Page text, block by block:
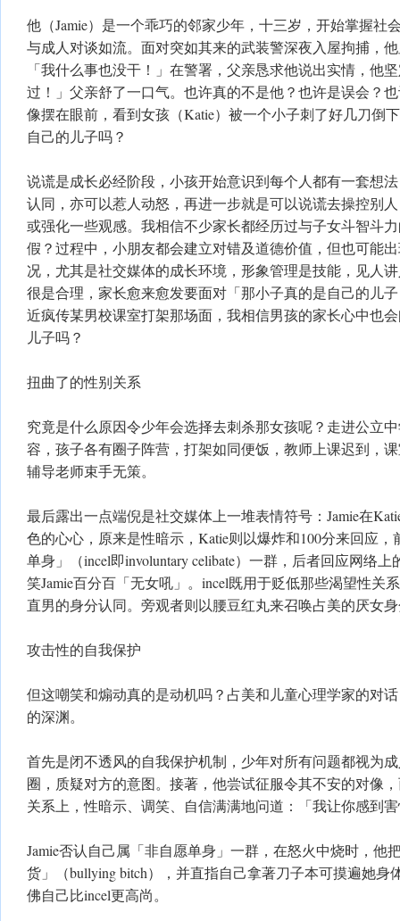
他（Jamie）是一个乖巧的邻家少年，十三岁，开始掌握社
与成人对谈如流。面对突如其来的武装警深夜入屋拘捕，
「我什么事也没干！」在警署，父亲恳求他说出实情，他
过！」父亲舒了一口气。也许真的不是他？也许是误会？
像摆在眼前，看到女孩（Katie）被一个小子刺了好几刀
自己的儿子吗？
说谎是成长必经阶段，小孩开始意识到每个人都有一套想
认同，亦可以惹人动怒，再进一步就是可以说谎去操控别
或强化一些观感。我相信不少家长都经历过与子女斗智斗
假？过程中，小朋友都会建立对错及道德价值，但也可能
况，尤其是社交媒体的成长环境，形象管理是技能，见人
很是合理，家长愈来愈发要面对「那小子真的是自己的儿
近疯传某男校课室打架那场面，我相信男孩的家长心中也
儿子吗？
扭曲了的性别关系
究竟是什么原因令少年会选择去刺杀那女孩呢？走进公立
容，孩子各有圈子阵营，打架如同便饭，教师上课迟到，
辅导老师束手无策。
最后露出一点端倪是社交媒体上一堆表情符号：Jamie在
色的心心，原来是性暗示，Katie则以爆炸和100分来回应，
单身」（incel即involuntary celibate）一群，后者回应网络
笑Jamie百分百「无女吼」。incel既用于贬低那些渴望性关
直男的身分认同。旁观者则以腰豆红丸来召唤占美的厌女
攻击性的自我保护
但这嘲笑和煽动真的是动机吗？占美和儿童心理学家的对
的深渊。
首先是闭不透风的自我保护机制，少年对所有问题都视为
圈，质疑对方的意图。接著，他尝试征服令其不安的对像
关系上，性暗示、调笑、自信满满地问道：「我让你感到
Jamie否认自己属「非自愿单身」一群，在怒火中烧时，他
货」（bullying bitch），并直指自己拿著刀子本可摸遍她身
佛自己比incel更高尚。